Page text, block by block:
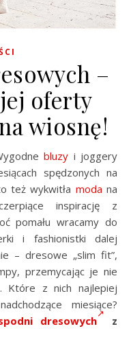
–
oferty
wiosnę!
bluzy i joggery
spędzonych na
też wykwitła moda na
inspirację z
pomału wracamy do
i fashionistki dalej
– dresowe „slim fit”,
przemycając je nie
Które z nich najlepiej
miesiące?
dresowych
z